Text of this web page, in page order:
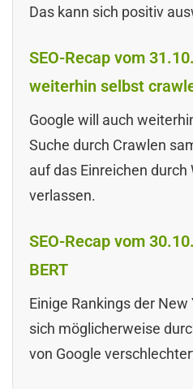
Das kann sich positiv
SEO-Recap vom
weiterhin selbst
Google will auch
Suche durch Crawlen
auf das Einreichen
verlassen.
SEO-Recap vom
BERT
Einige Rankings der
sich möglicherweise
von Google